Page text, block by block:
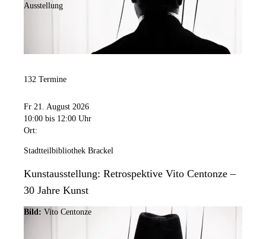
Ausstellung
132 Termine
Fr 21. August 2026
10:00 bis 12:00 Uhr
Ort:
Stadtteilbibliothek Brackel
Kunstausstellung: Retrospektive Vito Centonze –
30 Jahre Kunst
Bild: Vito Centonze